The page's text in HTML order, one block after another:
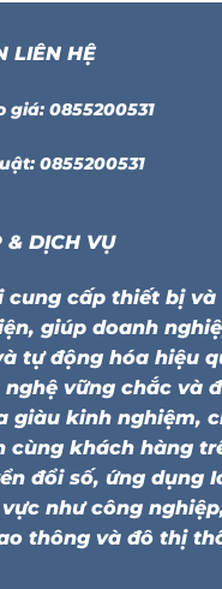
LIÊN HỆ
giá: 0855200531
0855200531
& DỊCH VỤ
cung cấp thiết bị
giúp doanh
tự động hóa hiệu
vững chắc và
giàu kinh nghiệm,
cùng khách hàng
đổi số, ứng dụng
như công
thông và đô thị